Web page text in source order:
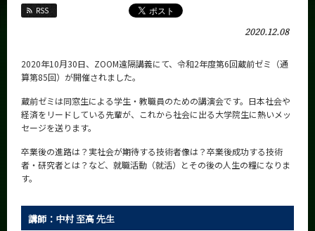
RSS
2020.12.08
2020年10月30日、ZOOM遠隔講義にて、令和2年度第6回蔵前ゼミ（通
算第85回）が開催されました。
蔵前ゼミは同窓生による学生・教職員のための講演会です。日本社会や
経済をリードしている先輩が、これから社会に出る大学院生に熱いメッ
セージを送ります。
卒業後の進路は？実社会が期待する技術者像は？卒業後成功する技術
者・研究者とは？など、就職活動（就活）とその後の人生の糧になりま
す。
講師：中村 至高 先生
教員・研究室
Faculty and Laboratories
入学案内
Admissions
生命理工学系 News
News
News 一覧
課程別